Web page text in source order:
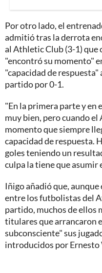
Por otro lado, el
admitió tras la derrota
al Athletic Club (3-1)
"encontró su momento"
"capacidad de respuesta"
partido por 0-1.
"En la primera parte y en
muy bien, pero cuando
momento que siempre
capacidad de respuesta.
goles teniendo un
culpa la tiene que asumir
Iñigo añadió que,
entre los futbolistas del
partido, muchos de ellos
titulares que arrancaron
subconsciente" sus
introducidos por Ernesto